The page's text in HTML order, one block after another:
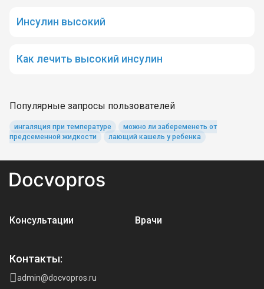
Инсулин высокий
Как лечить высокий инсулин
Популярные запросы пользователей
ингаляция при температуре
можно ли забеременеть от
предсеменной жидкости
лающий кашель у ребенка
Консультации Врачи
Контакты:
admin@docvopros.ru